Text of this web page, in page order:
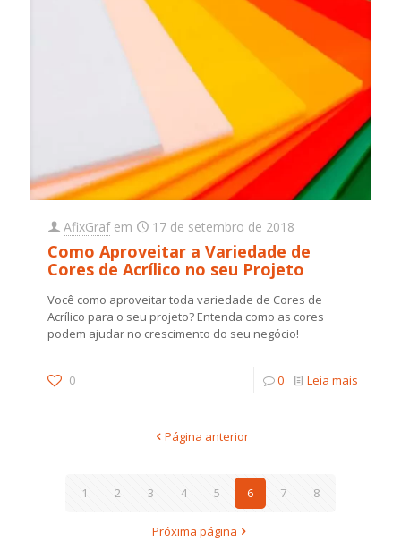
AfixGraf em 17 de setembro de 2018
Como Aproveitar a Variedade de
Cores de Acrílico no seu Projeto
Você como aproveitar toda variedade de Cores de
Acrílico para o seu projeto? Entenda como as cores
podem ajudar no crescimento do seu negócio!
0 0 Leia mais
Página anterior
1 2 3 4 5 6 7 8
Próxima página